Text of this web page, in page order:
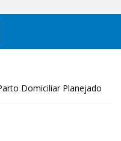
Domiciliar Planejado